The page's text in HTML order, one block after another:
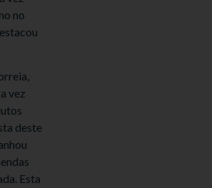
no
vez
deste
Esta